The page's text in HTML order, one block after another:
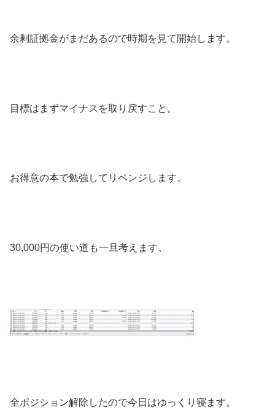
余剰証拠金がまだあるので時期を見て開始します。
目標はまずマイナスを取り戻すこと。
お得意の本で勉強してリベンジします。
30,000円の使い道も一旦考えます。
全ポジション解除したので今日はゆっくり寝ます。